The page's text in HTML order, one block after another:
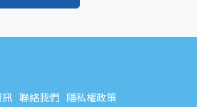
聯絡我們 隱私權政策